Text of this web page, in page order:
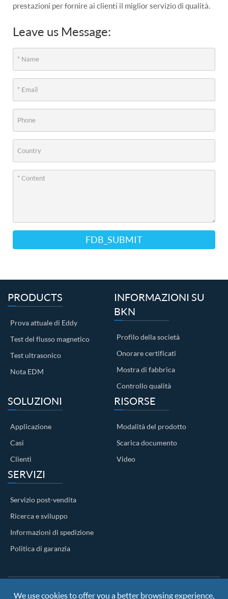
prestazioni per fornire ai clienti il miglior servizio di qualità.
Leave us Message:
FDB_SUBMIT
PRODUCTS
Prova attuale di Eddy
Test del flusso magnetico
Test ultrasonico
Nota EDM
INFORMAZIONI SU
BKN
Profilo della società
Onorare certificati
Mostra di fabbrica
Controllo qualità
SOLUZIONI
Applicazione
Casi
Clienti
RISORSE
Modalità del prodotto
Scarica documento
Video
SERVIZI
Servizio post-vendita
Ricerca e sviluppo
Informazioni di spedizione
Politica di garanzia
Copyright ©Nanjing BKN Automation System Co.,LTD.All
We use cookies to offer you a better browsing experience,